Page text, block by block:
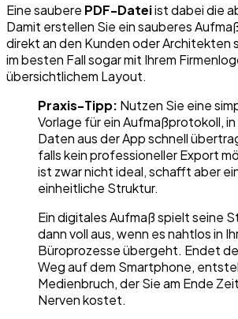
Eine saubere PDF-Dateiist dabei die
Damit erstellen Sie ein sauberes
direkt an den Kunden oder Architekten
im besten Fall sogar mit Ihrem
übersichtlichem Layout.
Praxis-Tipp: Nutzen Sie eine
Vorlage für ein Aufmaßprotokoll, in
Daten aus der App schnell
falls kein professioneller Export
ist zwar nicht ideal, schafft aber
einheitliche Struktur.
Ein digitales Aufmaß spielt seine
dann voll aus, wenn es nahtlos in
Büroprozesse übergeht. Endet
Weg auf dem Smartphone,
Medienbruch, der Sie am Ende
Nerven kostet.